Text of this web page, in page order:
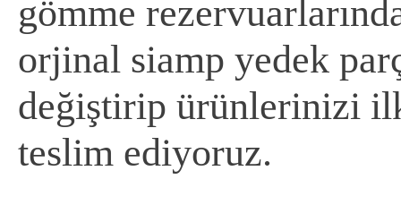
gömme
orjinal siamp yedek
değiştirip ürünlerinizi
teslim ediyoruz.